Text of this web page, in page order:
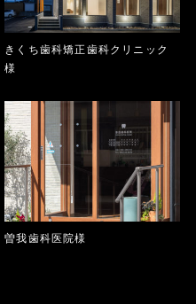
きくち歯科矯正歯科クリニック
様
曽我歯科医院様